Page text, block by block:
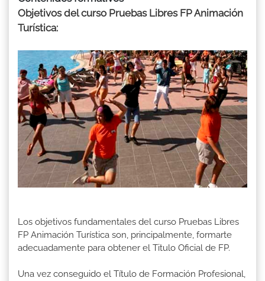
Objetivos del curso Pruebas Libres FP Animación
Turística:
Los objetivos fundamentales del curso Pruebas Libres
FP Animación Turística son, principalmente, formarte
adecuadamente para obtener el Titulo Oficial de FP.
Una vez conseguido el Título de Formación Profesional,